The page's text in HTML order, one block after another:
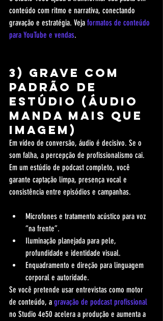
conteúdo com ritmo e narrativa, conectando
gravação e estratégia. Veja formatos de conteúdo
para YouTube e vendas.
3) Grave com
padrão de
estúdio (áudio
manda mais que
imagem)
Em vídeo de conversão, áudio é decisivo. Se o
som falha, a percepção de profissionalismo cai.
Em um estúdio de podcast completo, você
garante captação limpa, presença vocal e
consistência entre episódios e campanhas.
Microfones e tratamento acústico para voz
“na frente”.
Iluminação planejada para pele,
profundidade e identidade visual.
Enquadramento e direção para linguagem
corporal e autoridade.
Se você pretende usar entrevistas como motor
de conteúdo, a gravação de podcast profissional
no Studio 4e50 acelera a produção e aumenta a